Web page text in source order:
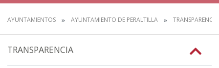
AYUNTAMIENTOS AYUNTAMIENTO DE PERALTILLA TRANSPARENCIA
TRANSPARENCIA